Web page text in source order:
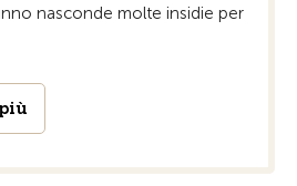
nasconde molte insidie per